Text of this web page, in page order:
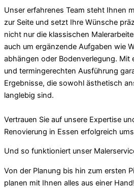
Unser erfahrenes Team steht Ihnen
zur Seite und setzt Ihre Wünsche
nicht nur die klassischen
auch um ergänzende Aufgaben wie
abhängen oder Bodenverlegung. Mit
und termingerechten Ausführung
Ergebnisse, die sowohl ästhetisch
langlebig sind.
Vertrauen Sie auf unsere Expertise
Renovierung in Essen erfolgreich
Und so funktioniert unser
Von der Planung bis hin zum ersten
planen mit Ihnen alles aus einer Hand!